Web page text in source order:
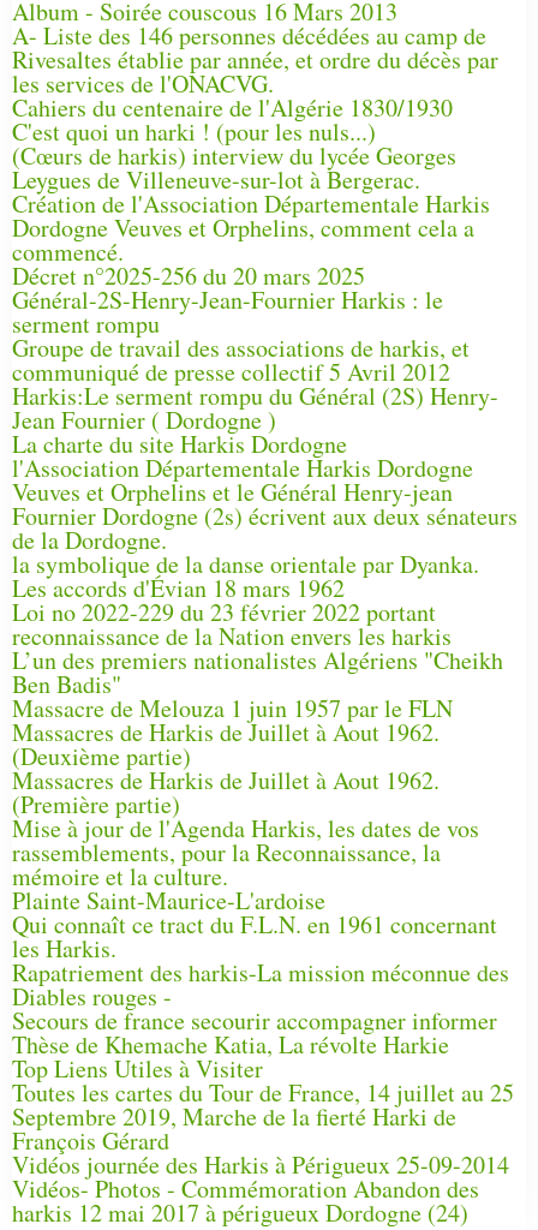
Album - Soirée couscous 16 Mars 2013
A- Liste des 146 personnes décédées au camp de
Rivesaltes établie par année, et ordre du décès par
les services de l'ONACVG.
Cahiers du centenaire de l'Algérie 1830/1930
C'est quoi un harki ! (pour les nuls...)
(Cœurs de harkis) interview du lycée Georges
Leygues de Villeneuve-sur-lot à Bergerac.
Création de l'Association Départementale Harkis
Dordogne Veuves et Orphelins, comment cela a
commencé.
Décret n°2025-256 du 20 mars 2025
Général-2S-Henry-Jean-Fournier Harkis : le
serment rompu
Groupe de travail des associations de harkis, et
communiqué de presse collectif 5 Avril 2012
Harkis:Le serment rompu du Général (2S) Henry-
Jean Fournier ( Dordogne )
La charte du site Harkis Dordogne
l'Association Départementale Harkis Dordogne
Veuves et Orphelins et le Général Henry-jean
Fournier Dordogne (2s) écrivent aux deux sénateurs
de la Dordogne.
la symbolique de la danse orientale par Dyanka.
Les accords d'Évian 18 mars 1962
Loi no 2022-229 du 23 février 2022 portant
reconnaissance de la Nation envers les harkis
L’un des premiers nationalistes Algériens "Cheikh
Ben Badis"
Massacre de Melouza 1 juin 1957 par le FLN
Massacres de Harkis de Juillet à Aout 1962.
(Deuxième partie)
Massacres de Harkis de Juillet à Aout 1962.
(Première partie)
Mise à jour de l'Agenda Harkis, les dates de vos
rassemblements, pour la Reconnaissance, la
mémoire et la culture.
Plainte Saint-Maurice-L'ardoise
Qui connaît ce tract du F.L.N. en 1961 concernant
les Harkis.
Rapatriement des harkis-La mission méconnue des
Diables rouges -
Secours de france secourir accompagner informer
Thèse de Khemache Katia, La révolte Harkie
Top Liens Utiles à Visiter
Toutes les cartes du Tour de France, 14 juillet au 25
Septembre 2019, Marche de la fierté Harki de
François Gérard
Vidéos journée des Harkis à Périgueux 25-09-2014
Vidéos- Photos - Commémoration Abandon des
harkis 12 mai 2017 à périgueux Dordogne (24)